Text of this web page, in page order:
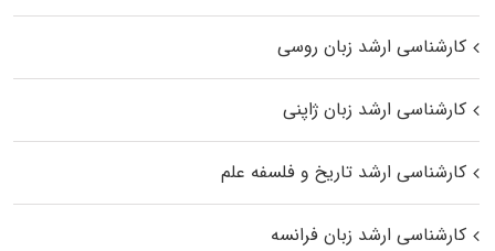
کارشناسی ارشد زبان روسی
کارشناسی ارشد زبان ژاپنی
کارشناسی ارشد تاریخ و فلسفه علم
کارشناسی ارشد زبان فرانسه